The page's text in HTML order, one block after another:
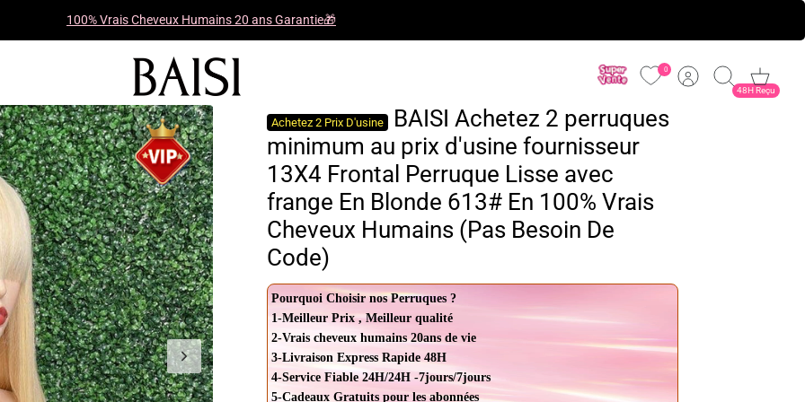
100% Vrais Cheveux Humains 20 ans Garantie🎁
48H Reçu
0
CompteRecherchePanier
Achetez 2 Prix D'usine
BAISI Achetez 2 perruques
minimum au prix d'usine fournisseur
13X4 Frontal Perruque Lisse avec
frange En Blonde 613# En 100% Vrais
Cheveux Humains (Pas Besoin De
Code)
Pourquoi Choisir nos Perruques ?
1-Meilleur Prix , Meilleur qualité
2-Vrais cheveux humains 20ans de vie
3-Livraison Express Rapide 48H
4-Service Fiable 24H/24H -7jours/7jours
5-Cadeaux Gratuits pour les abonnées